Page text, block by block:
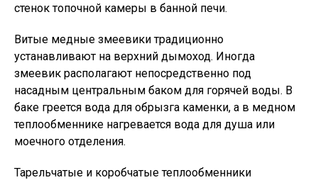
стенок топочной камеры в банной печи.
Витые медные змеевики традиционно
устанавливают на верхний дымоход. Иногда
змеевик располагают непосредственно под
насадным центральным баком для горячей воды. В
баке греется вода для обрызга каменки, а в медном
теплообменнике нагревается вода для душа или
моечного отделения.
Тарельчатые и коробчатые теплообменники